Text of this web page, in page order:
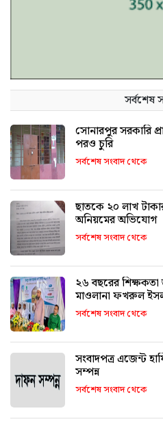
সর্বশেষ
সোনারপুর সরকারি
পরও চুরি
সর্বশেষ সংবাদ থেকে
ছাতকে ২০ লাখ
অনিয়মের অভিযোগ
সর্বশেষ সংবাদ থেকে
২৬ বছরের শিক্ষকতা
মাওলানা ফখরুল
সর্বশেষ সংবাদ থেকে
সংবাদপত্র এজেন্ট
সম্পন্ন
সর্বশেষ সংবাদ থেকে